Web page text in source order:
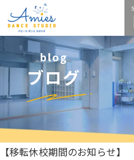
blog
ブログ
【移転休校期間のお知らせ】